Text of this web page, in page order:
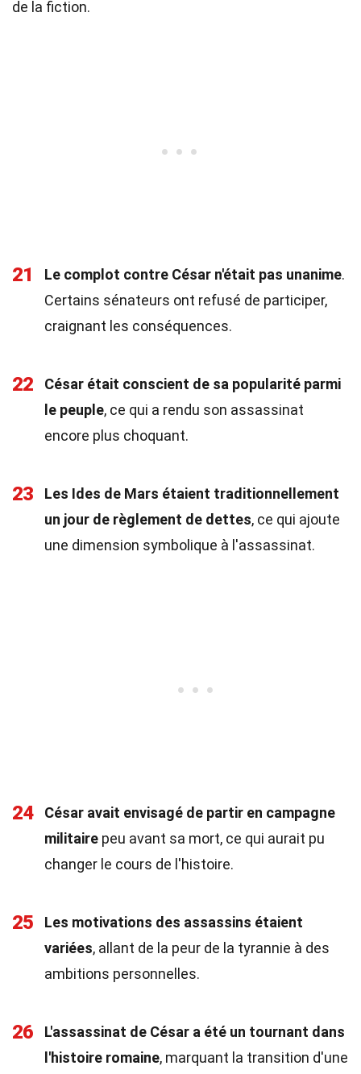
de la fiction.
21 Le complot contre César n'était pas unanime.
Certains sénateurs ont refusé de participer,
craignant les conséquences.
22
César était conscient de sa popularité parmi
le peuple, ce qui a rendu son assassinat
encore plus choquant.
23
Les Ides de Mars étaient traditionnellement
un jour de règlement de dettes, ce qui ajoute
une dimension symbolique à l'assassinat.
24
César avait envisagé de partir en campagne
militaire peu avant sa mort, ce qui aurait pu
changer le cours de l'histoire.
25
Les motivations des assassins étaient
variées, allant de la peur de la tyrannie à des
ambitions personnelles.
26
L'assassinat de César a été un tournant dans
l'histoire romaine, marquant la transition d'une